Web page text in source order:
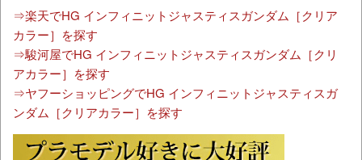
⇒楽天でHG インフィニットジャスティスガンダム［クリア
カラー］を探す
⇒駿河屋でHG インフィニットジャスティスガンダム［クリ
アカラー］を探す
⇒ヤフーショッピングでHG インフィニットジャスティスガ
ンダム［クリアカラー］を探す